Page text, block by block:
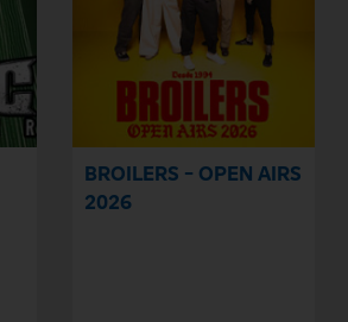
BROILERS - OPEN AIRS
2026